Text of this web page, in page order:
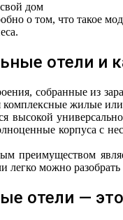
дом
о том, что такое
отели и
собранные из
комплексные жилые
высокой
корпуса с
преимуществом
легко можно
отели —